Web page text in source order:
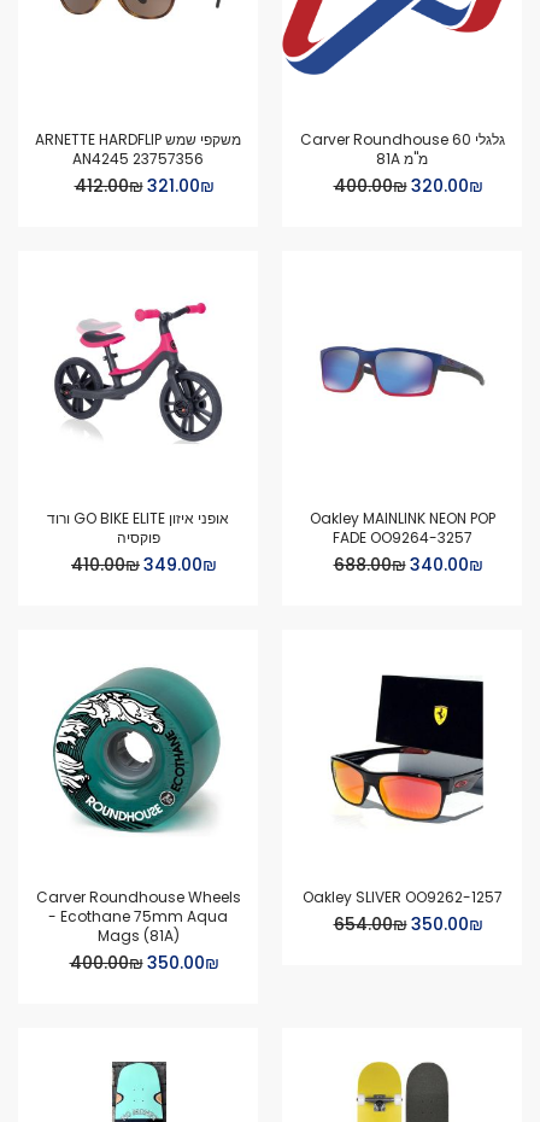
גלגלי Carver Roundhouse 60
מ"מ 81A
Special
₪‏320.00
₪‏400.00
משקפי שמש ARNETTE HARDFLIP
AN4245 23757356
Special
₪‏321.00
₪‏412.00
Oakley MAINLINK NEON POP
FADE OO9264-3257
Special
₪‏340.00
₪‏688.00
אופני איזון GO BIKE ELITE ורוד
פוקסיה
Special
₪‏349.00
₪‏410.00
Oakley SLIVER OO9262-1257
Special
₪‏350.00
₪‏654.00
Carver Roundhouse Wheels
- Ecothane 75mm Aqua
Mags (81A)
Special
₪‏350.00
₪‏400.00